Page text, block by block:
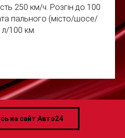
250 км/ч. Розгін до 100
пального (місто/шосе/
л/100 км.
на сайт Авто24